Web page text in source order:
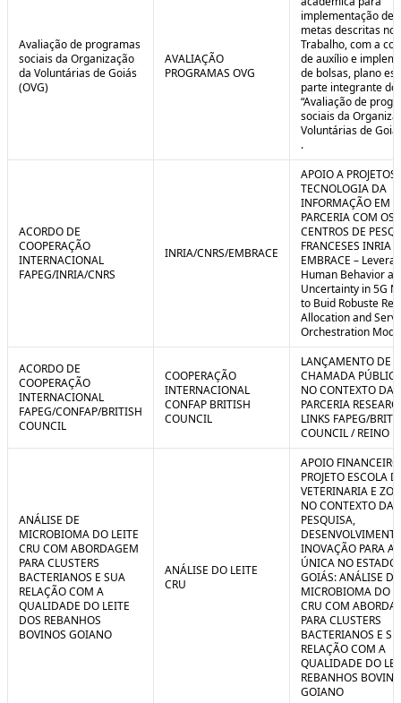
Avaliação de programas
sociais da Organização
da Voluntárias de Goiás
(OVG)
AVALIAÇÃO
PROGRAMAS OVG
implementação de
metas descritas no
Trabalho, com a
de auxílio e
de bolsas, plano
parte integrante do
“Avaliação de
sociais da
Voluntárias de
.
ACORDO DE
COOPERAÇÃO
INTERNACIONAL
FAPEG/INRIA/CNRS
INRIA/CNRS/EMBRACE
APOIO A PROJETOS
TECNOLOGIA DA
INFORMAÇÃO EM
PARCERIA COM OS
CENTROS DE
FRANCESES INRIA
EMBRACE –
Human Behavior
Uncertainty in 5G
to Buid Robuste
Allocation and
Orchestration
ACORDO DE
COOPERAÇÃO
INTERNACIONAL
FAPEG/CONFAP/BRITISH
COUNCIL
COOPERAÇÃO
INTERNACIONAL
CONFAP BRITISH
COUNCIL
LANÇAMENTO DE
CHAMADA
NO CONTEXTO DA
PARCERIA
LINKS FAPEG/
COUNCIL / REINO
ANÁLISE DE
MICROBIOMA DO LEITE
CRU COM ABORDAGEM
PARA CLUSTERS
BACTERIANOS E SUA
RELAÇÃO COM A
QUALIDADE DO LEITE
DOS REBANHOS
BOVINOS GOIANO
ANÁLISE DO LEITE
CRU
APOIO
PROJETO ESCOLA
VETERINARIA E
NO CONTEXTO DA
PESQUISA,
INOVAÇÃO PARA A
ÚNICA NO ESTADO
GOIÁS: ANÁLISE DE
MICROBIOMA DO
CRU COM
PARA CLUSTERS
BACTERIANOS E
RELAÇÃO COM A
QUALIDADE DO
REBANHOS
GOIANO